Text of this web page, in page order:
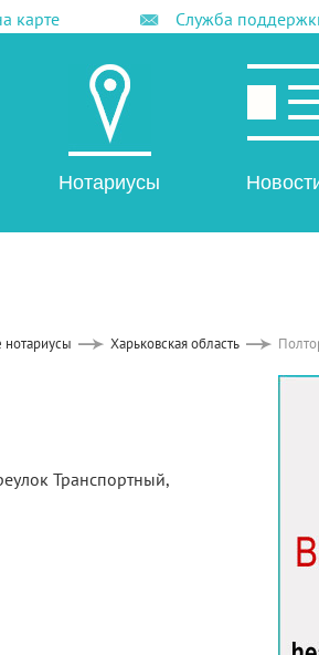
карте Служба
Нотариусы
нотариусы Харьковская область
Транспортный,